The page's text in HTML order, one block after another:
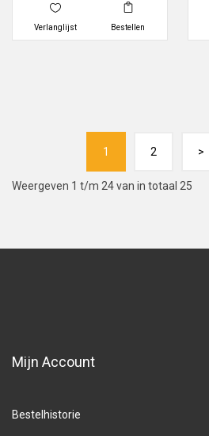
Verlanglijst Bestellen
1 2 >
Weergeven 1 t/m 24 van in totaal 25
Mijn Account
Bestelhistorie